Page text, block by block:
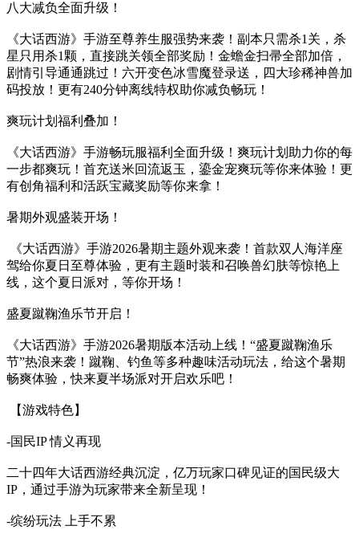
八大减负全面升级！
《大话西游》手游至尊养生服强势来袭！副本只需杀1关，杀
星只用杀1颗，直接跳关领全部奖励！金蟾金扫帚全部加倍，
剧情引导通通跳过！六开变色冰雪魔登录送，四大珍稀神兽加
码投放！更有240分钟离线特权助你减负畅玩！
爽玩计划福利叠加！
《大话西游》手游畅玩服福利全面升级！爽玩计划助力你的每
一步都爽玩！首充送米回流返玉，鎏金宠爽玩等你来体验！更
有创角福利和活跃宝藏奖励等你来拿！
暑期外观盛装开场！
《大话西游》手游2026暑期主题外观来袭！首款双人海洋座
驾给你夏日至尊体验，更有主题时装和召唤兽幻肤等惊艳上
线，这个夏日派对，等你开场！
盛夏蹴鞠渔乐节开启！
《大话西游》手游2026暑期版本活动上线！“盛夏蹴鞠渔乐
节”热浪来袭！蹴鞠、钓鱼等多种趣味活动玩法，给这个暑期
畅爽体验，快来夏半场派对开启欢乐吧！
【游戏特色】
-国民IP 情义再现
二十四年大话西游经典沉淀，亿万玩家口碑见证的国民级大
IP，通过手游为玩家带来全新呈现！
-缤纷玩法 上手不累